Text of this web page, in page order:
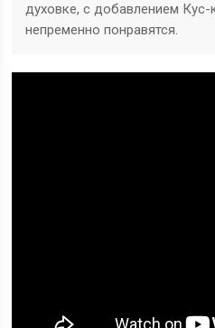
духовке, с добавлением Кус-
непременно понравятся.